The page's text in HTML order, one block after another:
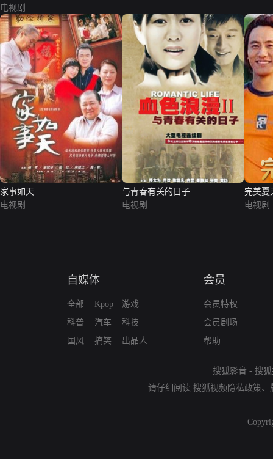
电视剧
家事如天
电视剧
与青春有关的日子
电视剧
完美夏
电视剧
自媒体
全部
科普
国风
Kpop
汽车
搞笑
游戏
科技
出品人
会员
会员特权
会员剧场
帮助
搜狐影音 - 搜
请仔细阅读 搜狐视频隐私政策、